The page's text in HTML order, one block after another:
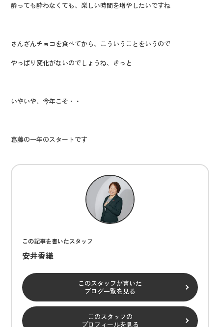
酔っても酔わなくても、楽しい時間を増やしたいですね
さんざんチョコを食べてから、こういうことをいうので
やっぱり変化がないのでしょうね、きっと
いやいや、今年こそ・・
葛藤の一年のスタートです
この記事を書いたスタッフ
安井香織
このスタッフが書いた
ブログ一覧を見る
このスタッフの
プロフィールを見る